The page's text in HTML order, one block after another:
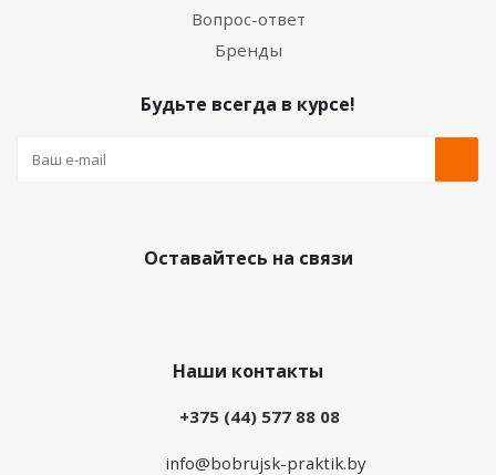
Вопрос-ответ
Бренды
Будьте всегда в курсе!
Оставайтесь на связи
Наши контакты
+375 (44) 577 88 08
info@bobrujsk-praktik.by